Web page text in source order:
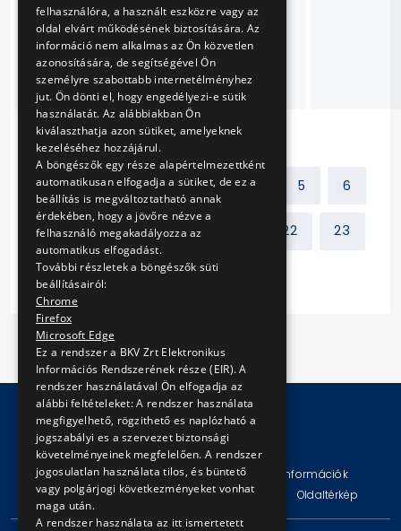
földgázzal üzemelő
motorjainak
felújítása, szükség
szerinti javítása
Előző 1 2 3 4 5 6
7 8 9 10 22 23
Következő
© Copyright 2026 BKV Zrt.
Impresszum Jogi nyilatkozat Technikai információk
Adatvédelmi politika és tájékoztatások
Oldaltérkép
felhasználóra, a használt eszközre vagy az
oldal elvárt működésének biztosítására. Az
információ nem alkalmas az Ön közvetlen
azonosítására, de segítségével Ön
személyre szabottabb internetélményhez
jut. Ön dönti el, hogy engedélyezi-e sütik
használatát. Az alábbiakban Ön
kiválaszthatja azon sütiket, amelyeknek
kezeléséhez hozzájárul.
A böngészők egy része alapértelmezettként
automatikusan elfogadja a sütiket, de ez a
beállítás is megváltoztatható annak
érdekében, hogy a jövőre nézve a
felhasználó megakadályozza az
automatikus elfogadást.
További részletek a böngészők süti
beállításairól:
Chrome
Firefox
Microsoft Edge
Ez a rendszer a BKV Zrt Elektronikus
Információs Rendszerének része (EIR). A
rendszer használatával Ön elfogadja az
alábbi feltételeket: A rendszer használata
megfigyelhető, rögzithető es naplózható a
jogszabályi es a szervezet biztonsági
követelményeinek megfelelően. A rendszer
jogosulatlan használata tilos, és büntető
vagy polgárjogi következményeket vonhat
maga után.
A rendszer használata az itt ismertetett